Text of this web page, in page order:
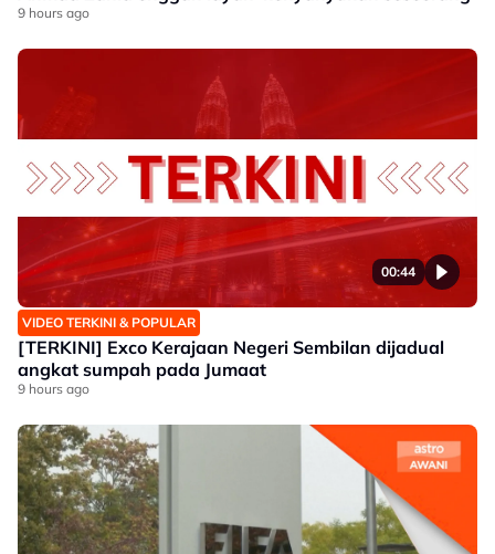
9 hours ago
00:44
VIDEO TERKINI & POPULAR
[TERKINI] Exco Kerajaan Negeri Sembilan dijadual
angkat sumpah pada Jumaat
9 hours ago